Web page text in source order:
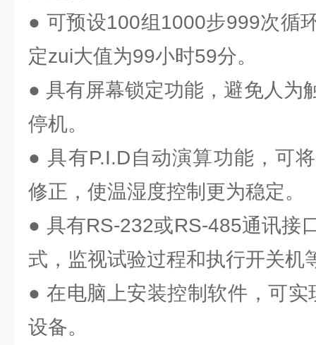
● 可预设100组1000步999次循
定zui大值为99小时59分。
● 具有屏幕锁定功能，避免人为
停机。
● 具有P.I.D自动演算功能，可
修正，使温湿度控制更为稳定。
● 具有RS-232或RS-485通讯接
式，监视试验过程和执行开关机
● 在电脑上安装控制软件，可
设备。